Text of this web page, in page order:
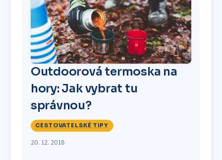
Outdoorová termoska na
hory: Jak vybrat tu
správnou?
CESTOVATELSKÉ TIPY
20. 12. 2018